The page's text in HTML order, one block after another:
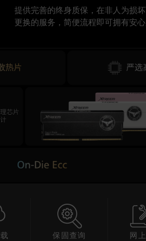
提供完善的终身质保，在非人为损
更换的服务，简便流程即可拥有安心
网上服务 兼容